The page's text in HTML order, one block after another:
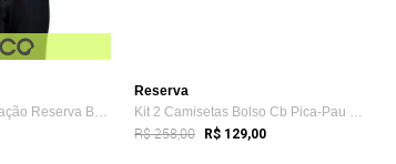
Camiseta Uma Só Nação Reserva Branco
Reserva
Kit 2 Camisetas Bolso Cb Pica-Pau Xadrez...
R$ 258,00 R$ 129,00